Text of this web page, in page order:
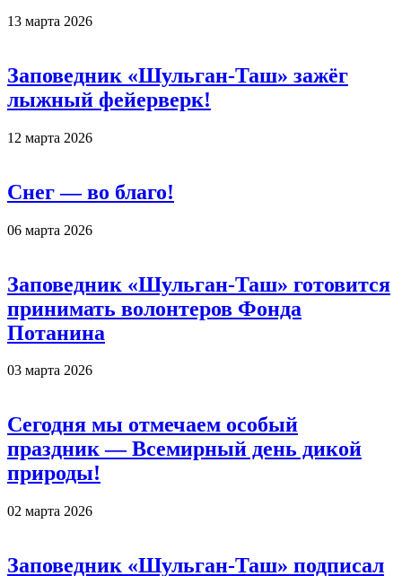
13 марта 2026
Заповедник «Шульган-Таш» зажёг
лыжный фейерверк!
12 марта 2026
Снег — во благо!
06 марта 2026
Заповедник «Шульган-Таш» готовится
принимать волонтеров Фонда
Потанина
03 марта 2026
Сегодня мы отмечаем особый
праздник — Всемирный день дикой
природы!
02 марта 2026
Заповедник «Шульган-Таш» подписал